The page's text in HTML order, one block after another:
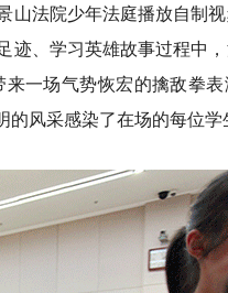
山法院少年法庭播放自制
迹、学习英雄故事过程中
一场气势恢宏的擒敌拳
风采感染了在场的每位学